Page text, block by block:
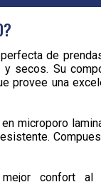
de
y secos. Su
provee una
microporo
confort al